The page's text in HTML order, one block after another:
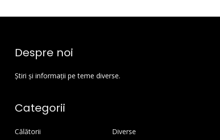
Despre noi
Știri și informații pe teme diverse.
Categorii
Călătorii
Diverse